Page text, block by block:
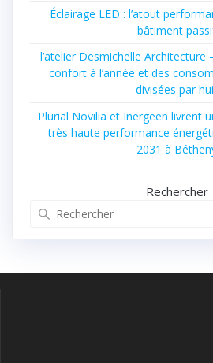
Éclairage LED : l’atout
bâtiment
l’atelier Desmichelle Architecture
confort à l’année et des
divisées par
Plurial Novilia et Inergeen livrent
très haute performance
2031 à
Rechercher